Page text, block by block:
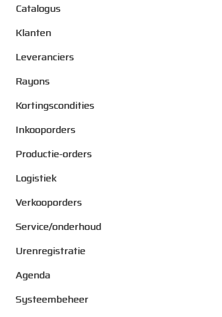
Catalogus
Klanten
Leveranciers
Rayons
Kortingscondities
Inkooporders
Productie-orders
Logistiek
Verkooporders
Service/onderhoud
Urenregistratie
Agenda
Systeembeheer